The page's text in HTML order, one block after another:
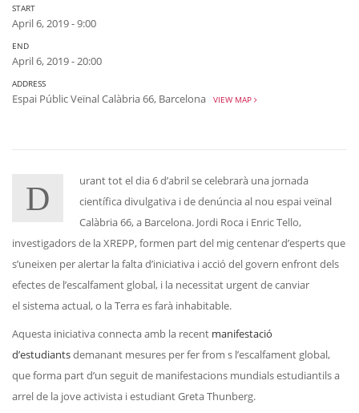
START
April 6, 2019 - 9:00
END
April 6, 2019 - 20:00
ADDRESS
Espai Públic Veïnal Calàbria 66, Barcelona VIEW MAP
D
urant tot el dia 6 d’abril se celebrarà una jornada
científica divulgativa i de denúncia al nou espai veïnal
Calàbria 66, a Barcelona. Jordi Roca i Enric Tello,
investigadors de la XREPP, formen part del mig centenar d’esperts que
s’uneixen per alertar la falta d’iniciativa i acció del govern enfront dels
efectes de l’escalfament global, i la necessitat urgent de canviar
el sistema actual, o la Terra es farà inhabitable.
Aquesta iniciativa connecta amb la recent manifestació
d’estudiantsdemanant mesures per fer from s l’escalfament global,
que forma part d’un seguit de manifestacions mundials estudiantils a
arrel de la jove activista i estudiant Greta Thunberg.